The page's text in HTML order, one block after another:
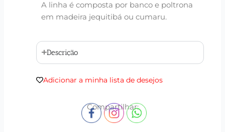
A linha é composta por banco e poltrona
em madeira jequitibá ou cumaru.
Descrição
Adicionar a minha lista de desejos
Compartilhar: